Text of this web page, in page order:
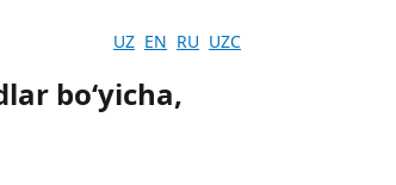
UZ EN RU UZC
boʻyicha,